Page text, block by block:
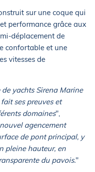
sur une coque qui
performance grâce aux
déplacement de
confortable et une
vitesses de
yachts Sirena Marine
ses preuves et
domaines",
agencement
de pont principal, y
pleine hauteur, en
du pavois."